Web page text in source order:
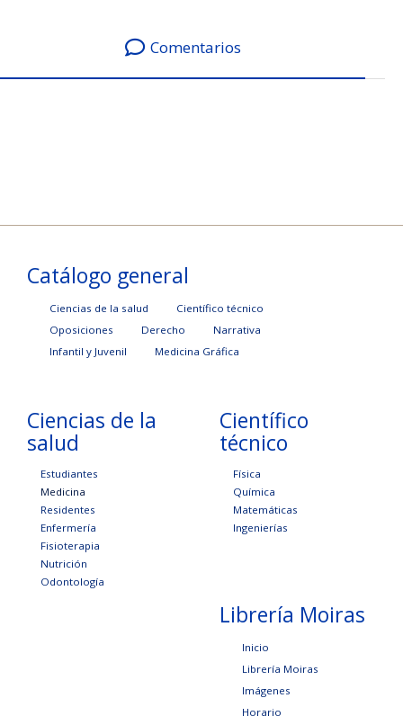
Comentarios
Catálogo general
Ciencias de la salud
Científico técnico
Oposiciones
Derecho
Narrativa
Infantil y Juvenil
Medicina Gráfica
Ciencias de la
salud
Estudiantes
Medicina
Residentes
Enfermería
Fisioterapia
Nutrición
Odontología
Científico
técnico
Física
Química
Matemáticas
Ingenierías
Librería Moiras
Inicio
Librería Moiras
Imágenes
Horario